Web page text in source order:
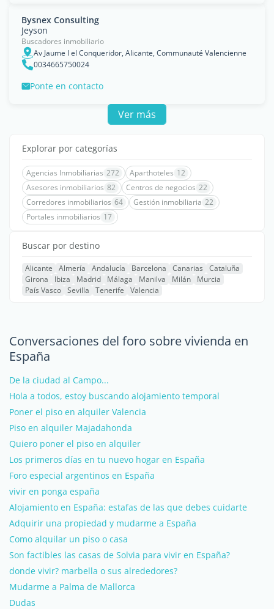
Bysnex Consulting
Jeyson
Buscadores inmobiliario
Av Jaume I el Conqueridor, Alicante, Communauté Valencienne
0034665750024
Ponte en contacto
Ver más
Explorar por categorías
Agencias Inmobiliarias 272 Aparthoteles 12
Asesores inmobiliarios 82 Centros de negocios 22
Corredores inmobiliarios 64 Gestión inmobiliaria 22
Portales inmobiliarios 17
Buscar por destino
Alicante Almería Andalucía Barcelona Canarias
Cataluña
Girona
Ibiza Madrid Málaga Manilva Milán
Murcia
País Vasco Sevilla Tenerife Valencia
Conversaciones del foro sobre vivienda en
España
De la ciudad al Campo...
Hola a todos, estoy buscando alojamiento temporal
Poner el piso en alquiler Valencia
Piso en alquiler Majadahonda
Quiero poner el piso en alquiler
Los primeros días en tu nuevo hogar en España
Foro especial argentinos en España
vivir en ponga españa
Alojamiento en España: estafas de las que debes cuidarte
Adquirir una propiedad y mudarme a España
Como alquilar un piso o casa
Son factibles las casas de Solvia para vivir en España?
donde vivir? marbella o sus alrededores?
Mudarme a Palma de Mallorca
Dudas